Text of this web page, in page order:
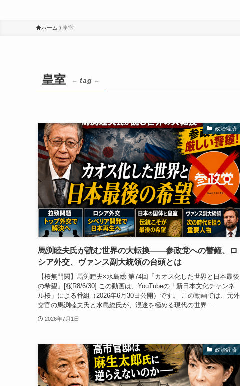
ホーム 皇室
皇室 – tag –
政治経済
馬渕睦夫氏が読む世界の大転換――参政党への警鐘、ロ
シア外交、ヴァンス副大統領の台頭とは
【桜無門関】馬渕睦夫×水島総 第74回「カオス化した世界と日本最後
の希望」[桜R8/6/30] この動画は、YouTubeの「新日本文化チャンネ
ル桜」による番組（2026年6月30日公開）です。 この動画では、元外
交官の馬渕睦夫氏と水島総氏が、混迷を極める現代の世界...
2026年7月1日
政治経済